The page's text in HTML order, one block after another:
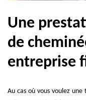
Une
de
entreprise
Au cas où vous voulez